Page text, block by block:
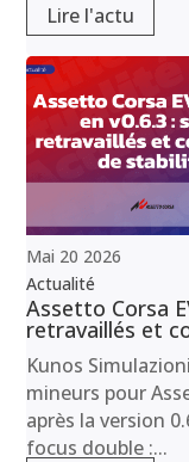
Lire l'actu
Mai 20 2026
Actualité
Assetto Corsa
retravaillés et
Kunos
mineurs pour
après la version
focus double :...